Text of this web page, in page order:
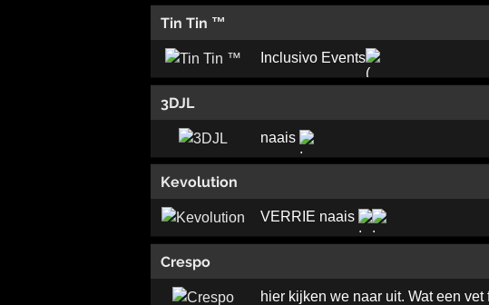
Tin Tin ™
Inclusivo Events
3DJL
naais
Kevolution
VERRIE naais
Crespo
hier kijken we naar uit. Wat een vet